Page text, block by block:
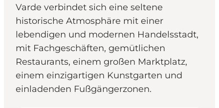
Varde verbindet sich eine seltene
historische Atmosphäre mit einer
lebendigen und modernen Handelsstadt,
mit Fachgeschäften, gemütlichen
Restaurants, einem großen Marktplatz,
einem einzigartigen Kunstgarten und
einladenden Fußgängerzonen.